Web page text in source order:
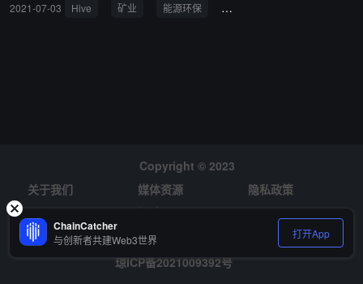
清洁和低成本绿色水力发电提供能源。
2021-07-03 Hive 矿业 能源环保 比特币
Copyright © 2023
关于我们
媒体资源
隐私政策
风险提示
招聘
琼ICP备2021009392号
ChainCatcher
与创新者共建Web3世界 打开App